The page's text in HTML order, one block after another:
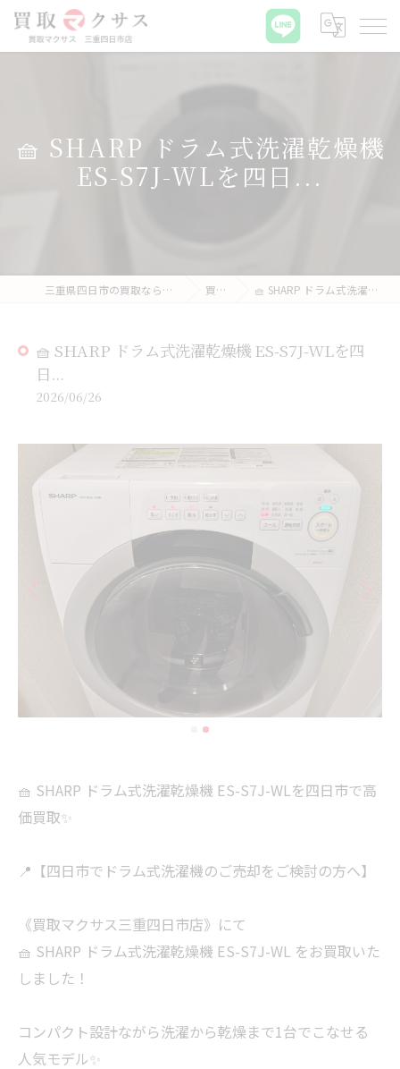
🧺 SHARP ドラム式洗濯乾燥機
ES-S7J-WLを四日...
三重県四日市の買取なら買取マクサス 三重四日市店 買取実績 🧺 SHARP ドラム式洗濯乾燥機 ES-S7J-WLを四日...
🧺 SHARP ドラム式洗濯乾燥機 ES-S7J-WLを四
日...
2026/06/26
🧺 SHARP ドラム式洗濯乾燥機 ES-S7J-WLを四日市で高
価買取✨
📍【四日市でドラム式洗濯機のご売却をご検討の方へ】
《買取マクサス三重四日市店》にて
🧺 SHARP ドラム式洗濯乾燥機 ES-S7J-WL をお買取いた
しました！
コンパクト設計ながら洗濯から乾燥まで1台でこなせる
人気モデル✨